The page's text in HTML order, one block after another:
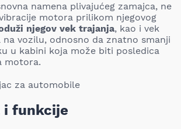
namena plivajućeg zamajca, ne
motora prilikom njegovog
njegov vek trajanja, kao i vek
vozilu, odnosno da znatno smanji
u kabini koja može biti posledica
motora.
i funkcije